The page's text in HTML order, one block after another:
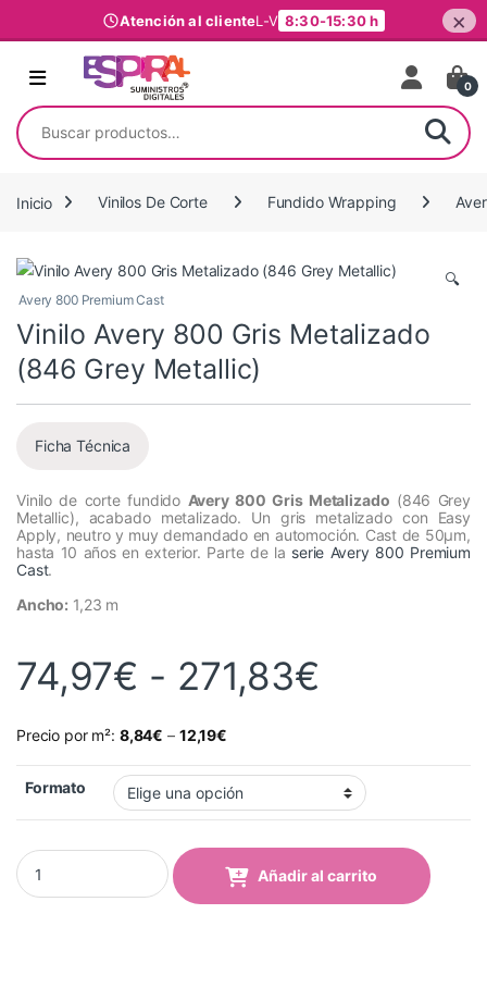
Atención al clienteL-V 8:30-15:30 h ×
Ir al contenido
0
Buscar por:
Inicio Vinilos De Corte Fundido Wrapping
🔍
Avery 800 Premium Cast
Vinilo Avery 800 Gris Metalizado
(846 Grey Metallic)
Ficha Técnica
Vinilo de corte fundido Avery 800 Gris Metalizado (846 Grey
Metallic), acabado metalizado. Un gris metalizado con Easy
Apply, neutro y muy demandado en automoción. Cast de 50µm,
hasta 10 años en exterior. Parte de la serie Avery 800 Premium
Cast.
Ancho: 1,23 m
74,97€ - 271,83€
Precio por m²: 8,84€ – 12,19€
Formato
Vinilo Avery 800 Gris Metalizado (846 Grey Metallic) quantity
Añadir al carrito